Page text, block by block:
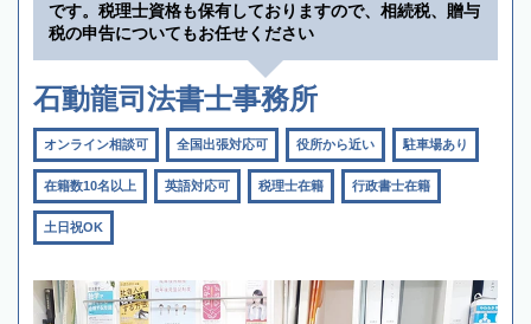
です。税理士資格も保有しておりますので、相続税、贈与
税の申告についてもお任せください
石動龍司法書士事務所
オンライン相談可 全国出張対応可 役所から近い 駐車場あり
在籍数10名以上 英語対応可 税理士在籍 行政書士在籍
土日祝OK